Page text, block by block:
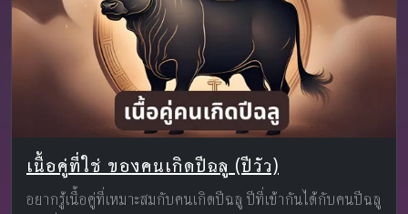
เนื้อคู่ที่ใช่ ของคนเกิดปีฉลู (ปีวัว)
อยากรู้เนื้อคู่ที่เหมาะสมกับคนเกิดปีฉลู ปีที่เข้ากันได้กับคนปีฉลู